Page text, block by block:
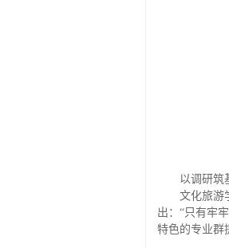
以调研筑
文化旅游
出：“只有牢
特色的专业群